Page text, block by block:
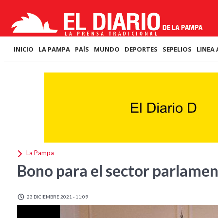
INICIO LA PAMPA PAÍS MUNDO DEPORTES SEPELIOS LINEA
La Pampa
Bono para el sector
23 DICIEMBRE 2021 - 11:09